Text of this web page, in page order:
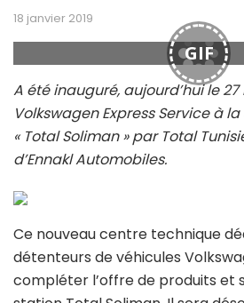
18 janvier 2019
GIF
A été inauguré, aujourd’hui le 27
Volkswagen Express Service à
« Total Soliman » par Total
d’Ennakl Automobiles.
Ce nouveau centre technique
détenteurs de véhicules
compléter l’offre de produits et